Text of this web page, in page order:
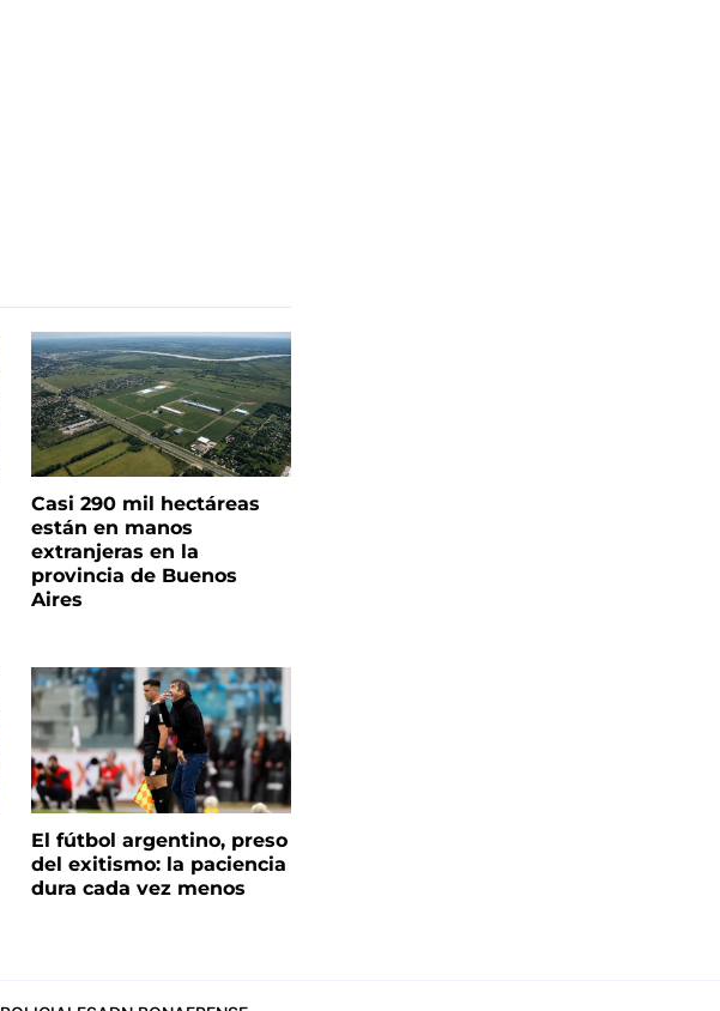
Casi 290 mil hectáreas
están en manos
extranjeras en la
provincia de Buenos
Aires
El fútbol argentino, preso
del exitismo: la paciencia
dura cada vez menos